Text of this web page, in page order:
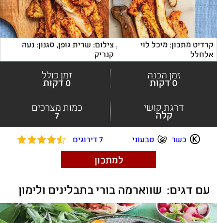
כשר טבעוני 7 דירוגים
קרדיט מתכון: מיכל לוי
אלחלל
,
קנריק
זמן הכנה
0 דקות
זמן כולל
0 דקות
דרגת קושי
קלה
כמות מצרכים
7
למתכון
עם דגים:  שווארמה בורי בתבלינים ולימון